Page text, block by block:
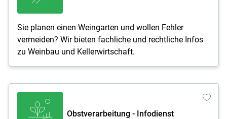
Sie planen einen Weingarten und wollen Fehler
vermeiden? Wir bieten fachliche und rechtliche Infos
zu Weinbau und Kellerwirtschaft.
Obstverarbeitung - Infodienst